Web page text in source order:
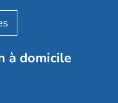
à domicile